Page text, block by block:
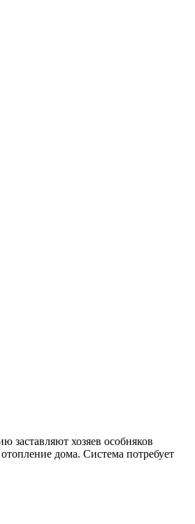
заставляют хозяев особняков
дома. Система потребует